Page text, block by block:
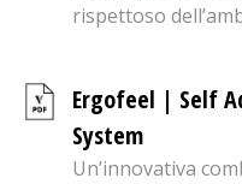
rispettoso
Ergofeel | Self
System
Un’innovativa